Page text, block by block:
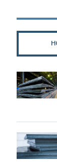
Becoming
Німецька
води
загрожує
Rasselstein